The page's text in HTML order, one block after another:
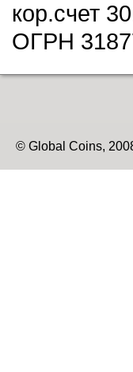
кор.счет
ОГРН
© Global Coins,